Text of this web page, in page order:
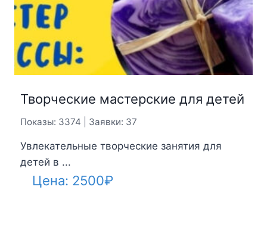
Творческие мастерские для детей
Показы: 3374 | Заявки: 37
Увлекательные творческие занятия для
детей в ...
Цена: 2500₽